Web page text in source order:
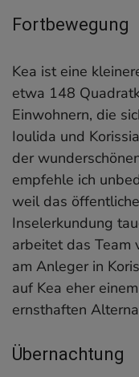
Fortbewegung
Kea ist eine
etwa 148
Einwohnern, die
Ioulida und
der
empfehle ich
weil das
Inselerkundung
arbeitet das Team
am Anleger in
auf Kea eher
ernsthaften
Übernachtung